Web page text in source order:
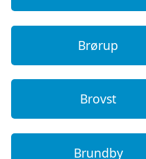
Brørup
Brovst
Brundby